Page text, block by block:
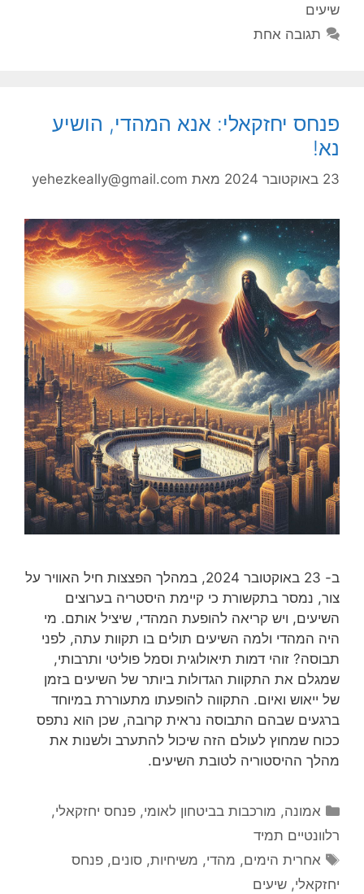
שיעים
תגובה אחת
פנחס יחזקאלי: אנא המהדי, הושיע
נא!
23 באוקטובר 2024 מאת yehezkeally@gmail.com
ב- 23 באוקטובר 2024, במהלך הפצצות חיל האוויר על
צור, נמסר בתקשורת כי קיימת היסטריה בערוצים
השיעים, ויש קריאה להופעת המהדי, שיציל אותם. מי
היה המהדי ולמה השיעים תולים בו תקוות עתה, לפני
תבוסה? זוהי דמות תיאולוגית וסמל פוליטי ותרבותי,
שמגלם את התקוות הגדולות ביותר של השיעים בזמן
של ייאוש ואיום. התקווה להופעתו מתעוררת במיוחד
ברגעים שבהם התבוסה נראית קרובה, שכן הוא נתפס
ככוח שמחוץ לעולם הזה שיכול להתערב ולשנות את
מהלך ההיסטוריה לטובת השיעים.
קטגוריות
אמונה, מורכבות בביטחון לאומי,פנחס יחזקאלי,
רלוונטיים תמיד
תגיות
אחרית הימים, מהדי, משיחיות,סונים,פנחס
יחזקאלי, שיעים